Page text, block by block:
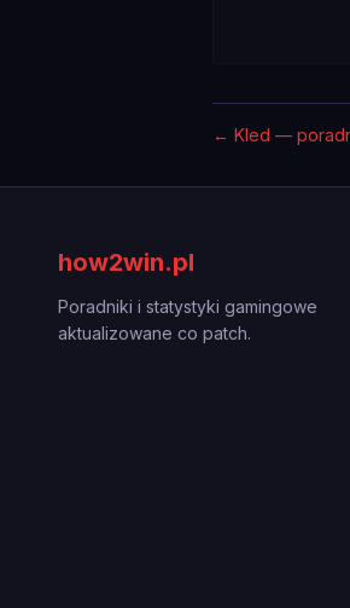
← Kled —
how2win.pl
Poradniki i statystyki gamingowe
aktualizowane co patch.